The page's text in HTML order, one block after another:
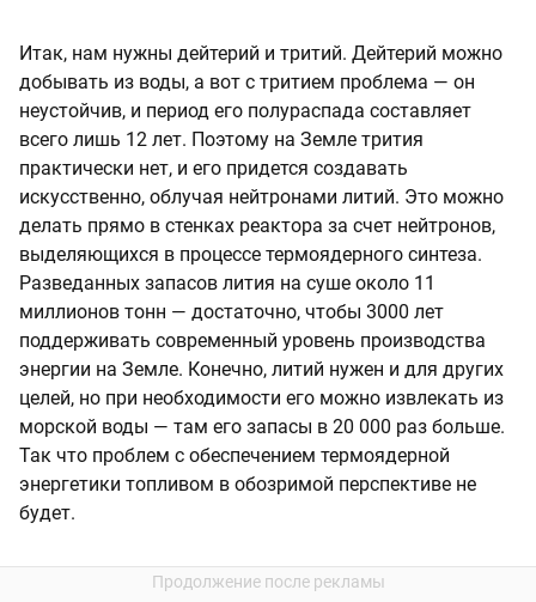
Итак, нам нужны дейтерий и тритий. Дейтерий можно
добывать из воды, а вот с тритием проблема — он
неустойчив, и период его полураспада составляет
всего лишь 12 лет. Поэтому на Земле трития
практически нет, и его придется создавать
искусственно, облучая нейтронами литий. Это можно
делать прямо в стенках реактора за счет нейтронов,
выделяющихся в процессе термоядерного синтеза.
Разведанных запасов лития на суше около 11
миллионов тонн — достаточно, чтобы 3000 лет
поддерживать современный уровень производства
энергии на Земле. Конечно, литий нужен и для других
целей, но при необходимости его можно извлекать из
морской воды — там его запасы в 20 000 раз больше.
Так что проблем с обеспечением термоядерной
энергетики топливом в обозримой перспективе не
будет.